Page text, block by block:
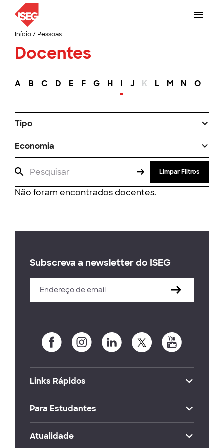
Início/ Pessoas
Docentes
A B C D E F G H I J K L M N O
Tipo
Economia
Limpar Filtros
Não foram encontrados docentes.
Subscreva a newsletter do ISEG
Links Rápidos
Para Estudantes
Atualidade